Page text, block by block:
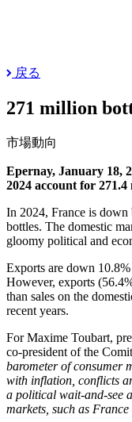
戻る
271 million
市場動向
Epernay, January 18,
2024 account for
In 2024, France is
bottles. The domestic
gloomy political and
Exports are down
However, exports
than sales on the
recent years.
For Maxime Toubart,
co-president of the
barometer of consumer
with inflation, conflicts
a political wait-and-see
markets, such as